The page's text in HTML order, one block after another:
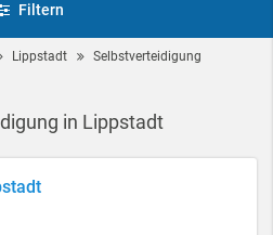
Filtern
Lippstadt Selbstverteidigung
in Lippstadt